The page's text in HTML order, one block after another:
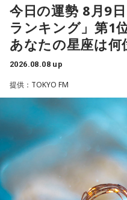
乾電池は「内に秘めたエネ
たは追い詰められると、理
さに動く本能タイプ。ある
もしれません。勢いが吉と
いて考える癖もつけてみて。
4．懐中電灯……本性は「冷
懐中電灯は「今後の見通し
限の場面でもパニックにな
冷静沈着なタイプ。感情に
イプです。ただ、いつも冷
こともあるので、時には素
シーズン、ヤクルトの監督
一、球団初のリーグ連覇を
選手としても指揮官として
ドといえる髙津が8月15日（
クルト×DeNA」に『ニッポ
スペシャルゲスト解説とし
ン放送ショウアップナイタ
出演コーナーを持つなど、
みの髙津だが、『ニッポン
説を務めるのは2013年以
今日の運勢 8月9
ランキング」第1
あなたの星座は何
2026.08.08 up
提供：TOKYO FM